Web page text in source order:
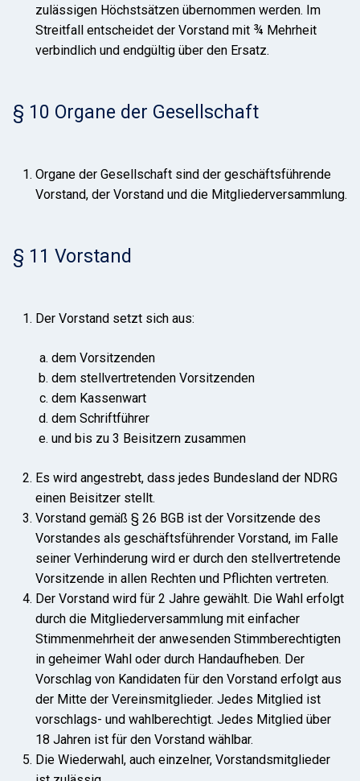
zulässigen Höchstsätzen übernommen werden. Im
Streitfall entscheidet der Vorstand mit ¾ Mehrheit
verbindlich und endgültig über den Ersatz.
§ 10 Organe der Gesellschaft
Organe der Gesellschaft sind der geschäftsführende
Vorstand, der Vorstand und die Mitgliederversammlung.
§ 11 Vorstand
Der Vorstand setzt sich aus:
dem Vorsitzenden
dem stellvertretenden Vorsitzenden
dem Kassenwart
dem Schriftführer
und bis zu 3 Beisitzern zusammen
Es wird angestrebt, dass jedes Bundesland der NDRG
einen Beisitzer stellt.
Vorstand gemäß § 26 BGB ist der Vorsitzende des
Vorstandes als geschäftsführender Vorstand, im Falle
seiner Verhinderung wird er durch den stellvertretende
Vorsitzende in allen Rechten und Pflichten vertreten.
Der Vorstand wird für 2 Jahre gewählt. Die Wahl erfolgt
durch die Mitgliederversammlung mit einfacher
Stimmenmehrheit der anwesenden Stimmberechtigten
in geheimer Wahl oder durch Handaufheben. Der
Vorschlag von Kandidaten für den Vorstand erfolgt aus
der Mitte der Vereinsmitglieder. Jedes Mitglied ist
vorschlags- und wahlberechtigt. Jedes Mitglied über
18 Jahren ist für den Vorstand wählbar.
Die Wiederwahl, auch einzelner, Vorstandsmitglieder